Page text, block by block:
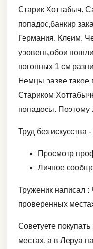
Старик Хоттабыч.
попадос,банкир
Германия. Клеим.
уровень,обои
погонных 1 см
Немцы разве такое
Стариком
попадосы.
Труд без искусства
Просмотр
Личное
Труженик написал :
проверенных
Советуете
местах, а в Леруа